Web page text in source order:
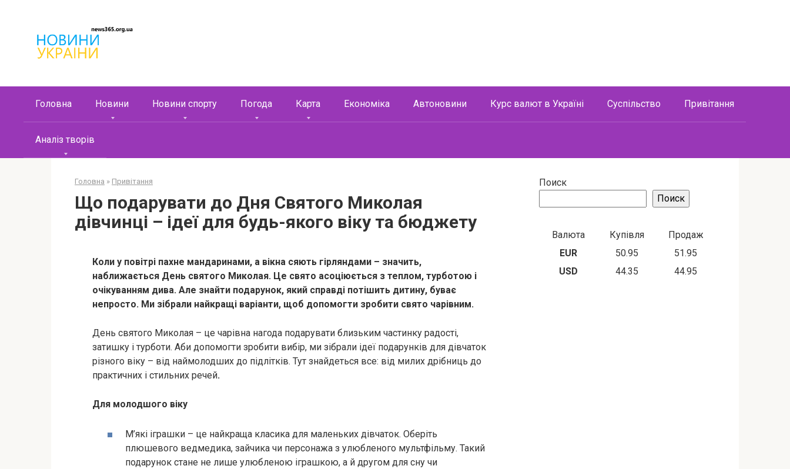
контенту
Головна Новини Новини спорту Погода Карта Економіка Автоновини Курс валют в Україні Суспільство Привітання
Аналіз творів
Головна » Привітання
Що подарувати до Дня Святого Миколая
дівчинці – ідеї для будь-якого віку та бюджету
Коли у повітрі пахне мандаринами, а вікна сяють гірляндами – значить,
наближається День святого Миколая. Це свято асоціюється з теплом, турботою і
очікуванням дива. Але знайти подарунок, який справді потішить дитину, буває
непросто. Ми зібрали найкращі варіанти, щоб допомогти зробити свято чарівним.
День святого Миколая – це чарівна нагода подарувати близьким частинку радості,
затишку і турботи. Аби допомогти зробити вибір, ми зібрали ідеї подарунків для дівчаток
різного віку – від наймолодших до підлітків. Тут знайдеться все: від милих дрібниць до
практичних і стильних речей.
Для молодшого віку
М’які іграшки – це найкраща класика для маленьких дівчаток. Оберіть
плюшевого ведмедика, зайчика чи персонажа з улюбленого мультфільму. Такий
подарунок стане не лише улюбленою іграшкою, а й другом для сну чи
Поиск
Поиск
Валюта Купівля
Продаж
EUR
50.95
51.95
USD
44.35 44.95